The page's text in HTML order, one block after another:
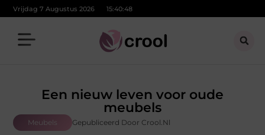
Vrijdag 7 Augustus 2026 15:40:49
Een nieuw leven voor oude
meubels
Meubels Gepubliceerd Door Crool.nl